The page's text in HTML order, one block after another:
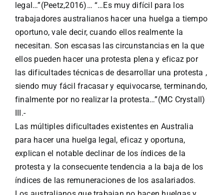
legal…”(Peetz,2016)… “…Es muy difícil para los
trabajadores australianos hacer una huelga a tiempo
oportuno, vale decir, cuando ellos realmente la
necesitan. Son escasas las circunstancias en la que
ellos pueden hacer una protesta plena y eficaz por
las dificultades técnicas de desarrollar una protesta ,
siendo muy fácil fracasar y equivocarse, terminando,
finalmente por no realizar la protesta…”(MC Crystall)
III.-
Las múltiples dificultades existentes en Australia
para hacer una huelga legal, eficaz y oportuna,
explican el notable declinar de los índices de la
protesta y la consecuente tendencia a la baja de los
índices de las remuneraciones de los asalariados.